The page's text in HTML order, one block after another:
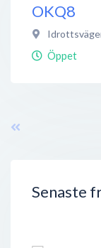
Senaste
OKQ8
Öppet